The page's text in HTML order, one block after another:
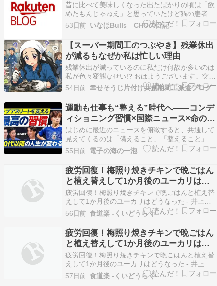
昔に比べて美味しくなった出たばかりの頃は「飲
めたもんじゃねえ」と思っていたけど猫の患者さ
んのトライアスリートが「疲労回復にいいらしい
ですよ」とご紹介いただいたので飲んでみたが、
こりゃビールとは違う...
53日前 いなほBulls CHOの日記
【スーパー期間工のつぶやき】残業休出
が減るもなぜか私は忙しい理由
残業休出が減っているのに私だけ何故か多いのは
私が色々変態なせい!? おはようございます。突発
異動多能工改め、 スーパー期間工のナズコ・オー
ミン・ジョースターです。 私の職場では国から言
われているのか知りませんが残業休出を減らそう
という雰囲気が出ていまして、 相変わらず残業は
毎回3…
54日前 幸せそうじ片付け共創期間工派遣ブログ
運動も仕事も“整える”時代へ——コンデ
ィショニング習慣×国際ニュース×命の安
全
はじめに最近のニュースを俯瞰すると、共通して
見えてくるのは「備えること」「整えること」
「安全に向き合うこと」です。スポーツの世界で
は、トップ選手を支える“最高の習慣”が話題にな
り、サッカーも野球も通じるコンディショニング
の考え方が注目されています。老眼予防の訓練、
耳を引っぱって…
55日前 電子の海の一泡
疲労回復！梅照り焼きチキンで晩ごはん
と植え替えして1か月後のユーカリはど
うなった
疲労回復！梅照り焼きチキンで晩ごはんと植え替
えして1か月後のユーカリはどうなった - 井上か
なえオフィシャルブログ 「母ちゃんちの晩御飯と
どたばた日記」 続きを読む
56日前 食道楽 -くいどうらく-
疲労回復！梅照り焼きチキンで晩ごはん
と植え替えして1か月後のユーカリはど
うなった
疲労回復！梅照り焼きチキンで晩ごはんと植え替
えして1か月後のユーカリはどうなった - 井上か
なえオフィシャルブログ 「母ちゃんちの晩御飯と
どたばた日記」 続きを読む
57日前 食道楽 -くいどうらく-